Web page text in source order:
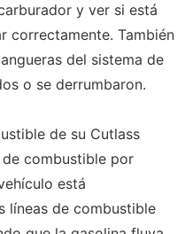
y ver si está
correctamente. También
del sistema de
o se derrumbaron.
de su Cutlass
combustible por
está
líneas de combustible